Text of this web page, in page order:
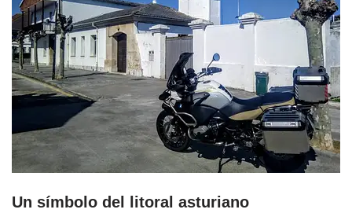
Un símbolo del litoral asturiano